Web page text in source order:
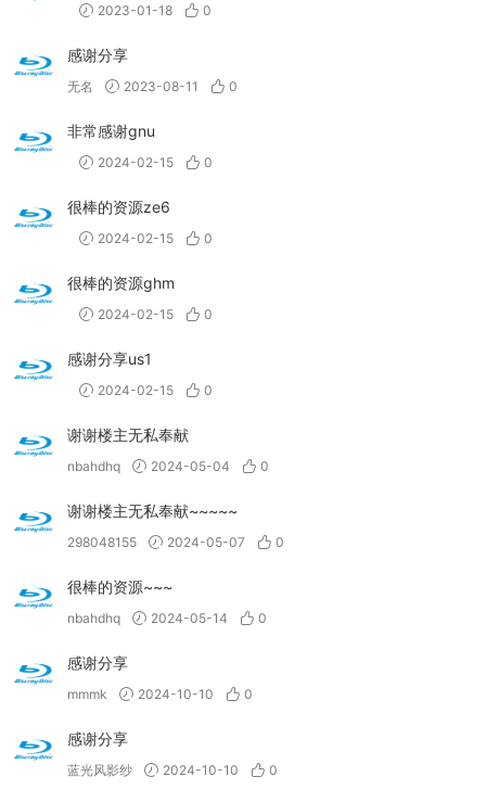
2023-01-18 0
感谢分享
无名 2023-08-11 0
非常感谢gnu
2024-02-15 0
很棒的资源ze6
2024-02-15 0
很棒的资源ghm
2024-02-15 0
感谢分享us1
2024-02-15 0
谢谢楼主无私奉献
nbahdhq 2024-05-04 0
谢谢楼主无私奉献~~~~~
298048155 2024-05-07 0
很棒的资源~~~
nbahdhq 2024-05-14 0
感谢分享
mmmk 2024-10-10 0
感谢分享
蓝光风影纱 2024-10-10 0